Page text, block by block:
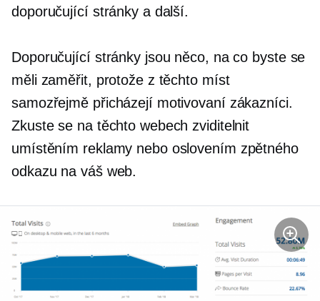
doporučující stránky a další.
Doporučující stránky jsou něco, na co byste se
měli zaměřit, protože z těchto míst
samozřejmě přicházejí motivovaní zákazníci.
Zkuste se na těchto webech zviditelnit
umístěním reklamy nebo oslovením zpětného
odkazu na váš web.